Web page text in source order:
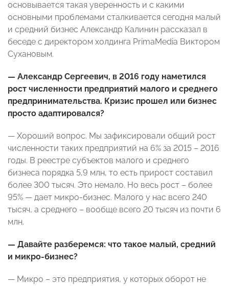
основывается такая уверенность и с какими
основными проблемами сталкивается сегодня малый
и средний бизнес Александр Калинин рассказал в
беседе с директором холдинга PrimaMedia Виктором
Сухановым.
— Александр Сергеевич, в 2016 году наметился
рост численности предприятий малого и среднего
предпринимательства. Кризис прошел или бизнес
просто адаптировался?
— Хороший вопрос. Мы зафиксировали общий рост
численности таких предприятий на 6% за 2015 – 2016
годы. В реестре субъектов малого и среднего
бизнеса порядка 5,9 млн, то есть прирост составил
более 300 тысяч. Это немало. Но весь рост – более
95% — дает микро-бизнес. Малого у нас всего 240
тысяч, а среднего – вообще всего 20 тысяч из почти 6
млн.
— Давайте разберемся: что такое малый, средний
и микро-бизнес?
— Микро – это предприятия, у которых оборот не